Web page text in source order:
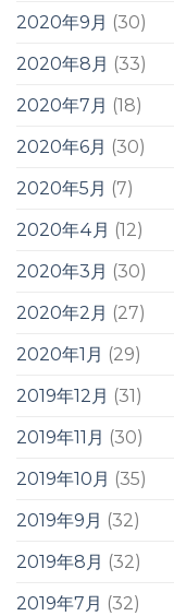
2020年9月 (30)
2020年8月 (33)
2020年7月 (18)
2020年6月 (30)
2020年5月 (7)
2020年4月 (12)
2020年3月 (30)
2020年2月 (27)
2020年1月 (29)
2019年12月 (31)
2019年11月 (30)
2019年10月 (35)
2019年9月 (32)
2019年8月 (32)
2019年7月 (32)